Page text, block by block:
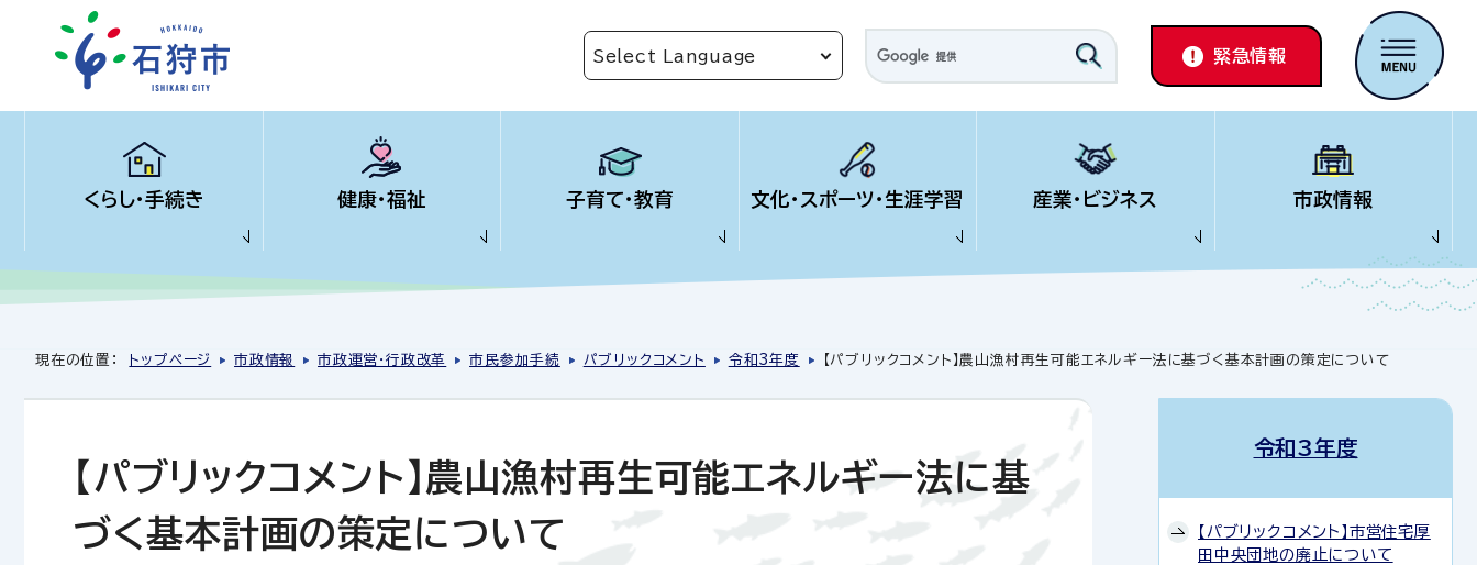
緊急情報
くらし・手続き 健康・福祉 子育て・教育 文化・スポーツ・生涯学習 産業・ビジネス 市政情報
現在の位置： トップページ 市政情報 市政運営・行政改革 市民参加手続 パブリックコメント 令和3年度 【パブリックコメント】農山漁村再生可能エネルギー法に基づく基本計画の策定について
【パブリックコメント】農山漁村再生可能エネルギー法に基
づく基本計画の策定について
令和3年度
【パブリックコメント】市営住宅厚
田中央団地の廃止について